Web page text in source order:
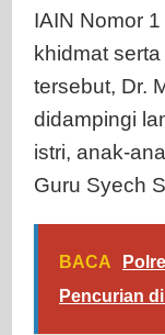
IAIN Nomor
khidmat
tersebut, Dr.
didampingi
istri, anak-
Guru Syech
BACA
Pencurian